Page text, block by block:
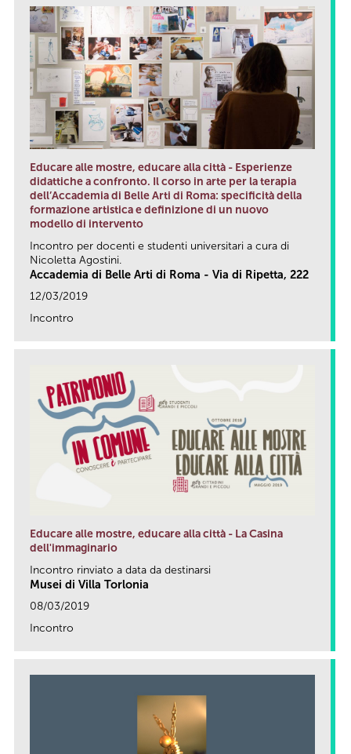
Educare alle mostre, educare alla città - Esperienze
didattiche a confronto. Il corso in arte per la terapia
dell’Accademia di Belle Arti di Roma: specificità della
formazione artistica e definizione di un nuovo
modello di intervento
Incontro per docenti e studenti universitari a cura di
Nicoletta Agostini.
Accademia di Belle Arti di Roma - Via di Ripetta, 222
12/03/2019
Incontro
Educare alle mostre, educare alla città - La Casina
dell'immaginario
Incontro rinviato a data da destinarsi
Musei di Villa Torlonia
08/03/2019
Incontro